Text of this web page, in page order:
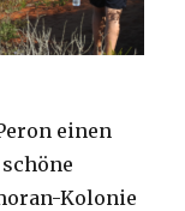
einen
Kolonie